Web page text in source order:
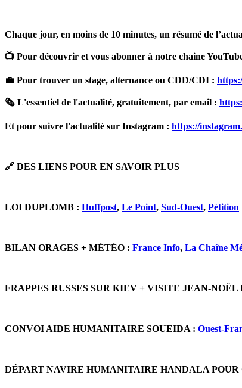
Chaque jour, en moins de 10 minutes, un résumé de
📺 Pour découvrir et vous abonner à notre chaine
💼 Pour trouver un stage, alternance ou CDD/CDI :
🗞️ L'essentiel de l'actualité, gratuitement, par email :
Et pour suivre l'actualité sur Instagram : https://
🔗 DES LIENS POUR EN SAVOIR PLUS
LOI DUPLOMB : Huffpost, Le Point, Sud-Ouest, Pétition
BILAN ORAGES + MÉTÉO : France Info, La Chaîne
FRAPPES RUSSES SUR KIEV + VISITE JEAN-NOËL
CONVOI AIDE HUMANITAIRE SOUEIDA : Ouest-
DÉPART NAVIRE HUMANITAIRE HANDALA POUR